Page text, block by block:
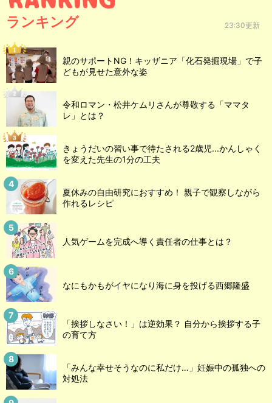
ランキング 23:30更新
親のサポートNG！キッザニア「化石発掘現場」で子
どもが見せた意外な姿
令和ロマン・松井ケムリさんが尊敬する「ママタ
レ」とは？
きょうだいの習い事で待たされる2歳児...かんしゃく
を変えた先生の1分の工夫
夏休みの自由研究におすすめ！ 親子で観察しながら
作れるレシピ
人気ゲームを完成へ導く責任者の仕事とは？
なにもかもがイヤになり海に身を投げる西郷隆盛
「挨拶しなさい！」は逆効果？ 自分から挨拶する子
の育て方
「みんな幸せそうなのに私だけ…」妊娠中の孤独への
対処法